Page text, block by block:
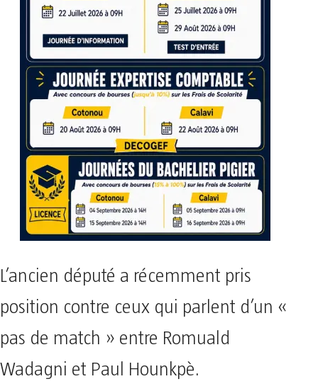
L’ancien député a récemment pris
position contre ceux qui parlent d’un «
pas de match » entre Romuald
Wadagni et Paul Hounkpè.